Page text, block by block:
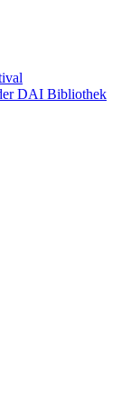
DAI Bibliothek